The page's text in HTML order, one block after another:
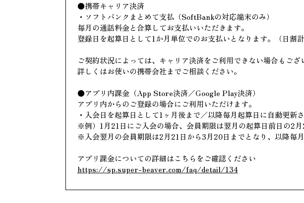
●携帯キャリア決済
・ソフトバンクまとめて支払（SoftBankの対応端末のみ）
毎月の通話料金と合算してお支払いいただきます。
登録日を起算日として1か月単位でのお支払いとなります。（日割計
ご契約状況によっては、キャリア決済をご利用できない場合もござ
詳しくはお使いの携帯会社までご相談ください。
●アプリ内課金（App Store決済／Google Play決済）
アプリ内からのご登録の場合にご利用いただけます。
・入会日を起算日として1ヶ月後まで／以降毎月起算日に自動更
※例）1月21日にご入会の場合、会員期限は翌月の起算日前日の2
※入会翌月の会員期限は2月21日から3月20日までとなり、以降毎
アプリ課金についての詳細はこちらをご確認ください
https://sp.super-beaver.com/faq/detail/134